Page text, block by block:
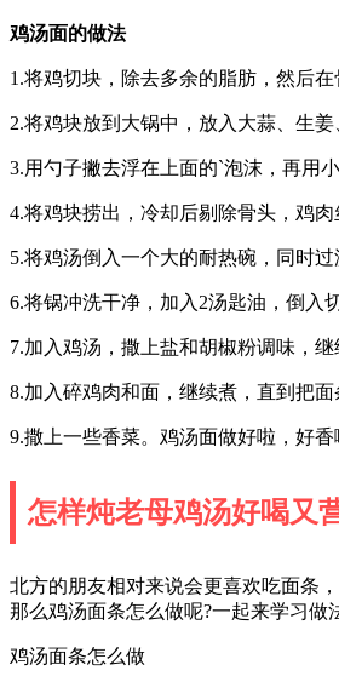
鸡汤面的做法
1.将鸡切块，除去多余的脂肪，然后
2.将鸡块放到大锅中，放入大蒜、生姜
3.用勺子撇去浮在上面的`泡沫，再用
4.将鸡块捞出，冷却后剔除骨头，鸡肉
5.将鸡汤倒入一个大的耐热碗，同时过
6.将锅冲洗干净，加入2汤匙油，倒入
7.加入鸡汤，撒上盐和胡椒粉调味，继
8.加入碎鸡肉和面，继续煮，直到把面
9.撒上一些香菜。鸡汤面做好啦，好香
怎样炖老母鸡汤好喝又
北方的朋友相对来说会更喜欢吃面条
那么鸡汤面条怎么做呢?一起来学习做
鸡汤面条怎么做